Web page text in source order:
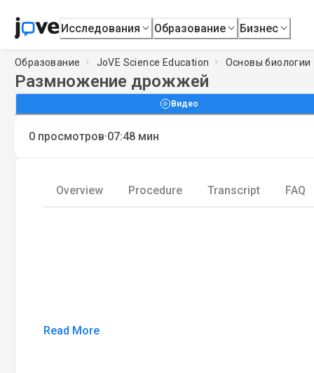
Исследования Образование Бизнес
Образование JoVE Science Education Основы биологии
Размножение дрожжей
Видео
0 просмотров·07:48 мин
Overview Procedure Transcript FAQ
Read More